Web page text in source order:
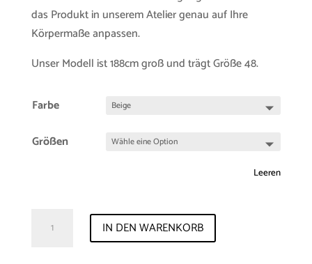
das Produkt in unserem Atelier genau auf Ihre
Körpermaße anpassen.
Unser Modell ist 188cm groß und trägt Größe 48.
Farbe
Größen
Leeren
"Hector"
IN DEN WARENKORB